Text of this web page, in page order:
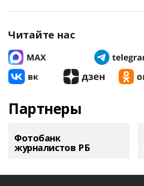
Читайте нас
Партнеры
Фотобанк
журналистов РБ